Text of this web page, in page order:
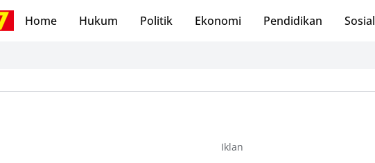
Home Hukum Politik Ekonomi Pendidikan Sosial
Iklan